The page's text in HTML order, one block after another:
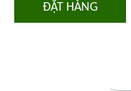
ĐẶT HÀNG